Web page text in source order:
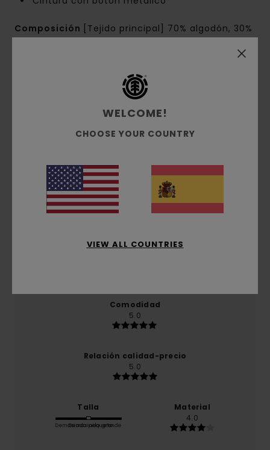
Composición
[Tejido principal] 70% algodón, 30%
Envíos y Devoluciones
Reseñas de los clientes
Puntuación media
5.0/5
Comodidad
5.0
Relación calidad-precio
5.0
Talla
Demasiado pequeño
Demasiado grande
Material
4.0
WELCOME!
CHOOSE YOUR COUNTRY
VIEW ALL COUNTRIES